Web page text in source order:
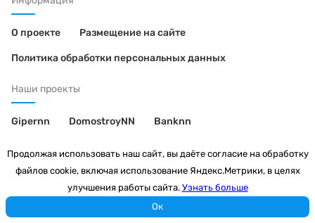
О проекте Размещение на сайте
Политика обработки персональных данных
Наши проекты
Gipernn DomostroyNN Banknn
Премия «Искусство исцелять»
© 2008—2026 ООО «ЦИК»
Продолжая использовать наш сайт, вы даёте согласие на обработку
файлов cookie, включая использование Яндекс.Метрики, в целях
улучшения работы сайта. Узнать больше
Ок